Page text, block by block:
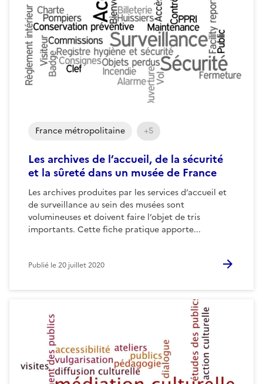
Les archives de l’accueil, de la sécurité
et la sûreté dans un musée de France
Les archives produites par les services d’accueil et
de surveillance au sein des musées sont
volumineuses et doivent faire l’objet de tris
importants. Cette fiche pratique apporte...
France métropolitaine +5
Publié le20 juillet 2020